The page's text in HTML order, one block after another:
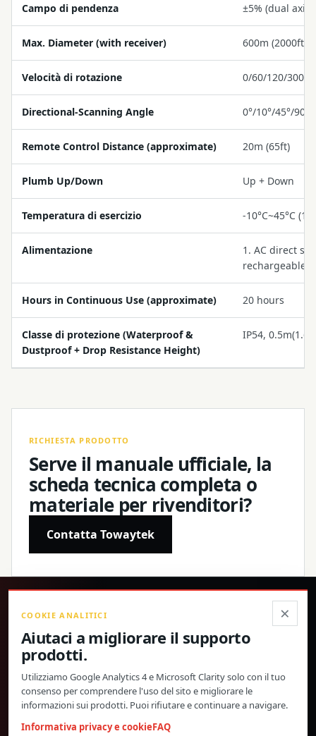
Campo di pendenza ±5% (dual axis)
Max. Diameter (with receiver) 600m (2000ft)
Velocità di rotazione 0/60/120/300/
Directional-Scanning Angle 0°/10°/45°/90°/
Remote Control Distance (approximate) 20m (65ft)
Plumb Up/Down Up + Down
Temperatura di esercizio -10°C~45°C
Alimentazione
1. AC direct
rechargeable
Hours in Continuous Use (approximate) 20 hours
Classe di protezione (Waterproof &
Dustproof + Drop Resistance Height)
IP54,
RICHIESTA PRODOTTO
Serve il manuale ufficiale, la
scheda tecnica completa o
materiale per rivenditori?
Contatta Towaytek
Prodotti di precisione, specifiche confermate e supporto
globale diretto.
© 2026 Toway Technology (Shanghai) Co., Ltd. Tutti i diritti riservati.
Privacy e cookieFAQImpostazioni cookie
RIVENDITORI
×
COOKIE ANALITICI
Aiutaci a migliorare il supporto
prodotti.
Utilizziamo Google Analytics 4 e Microsoft Clarity solo con il tuo
consenso per comprendere l'uso del sito e migliorare le
informazioni sui prodotti. Puoi rifiutare e continuare a navigare.
Informativa privacy e cookieFAQ